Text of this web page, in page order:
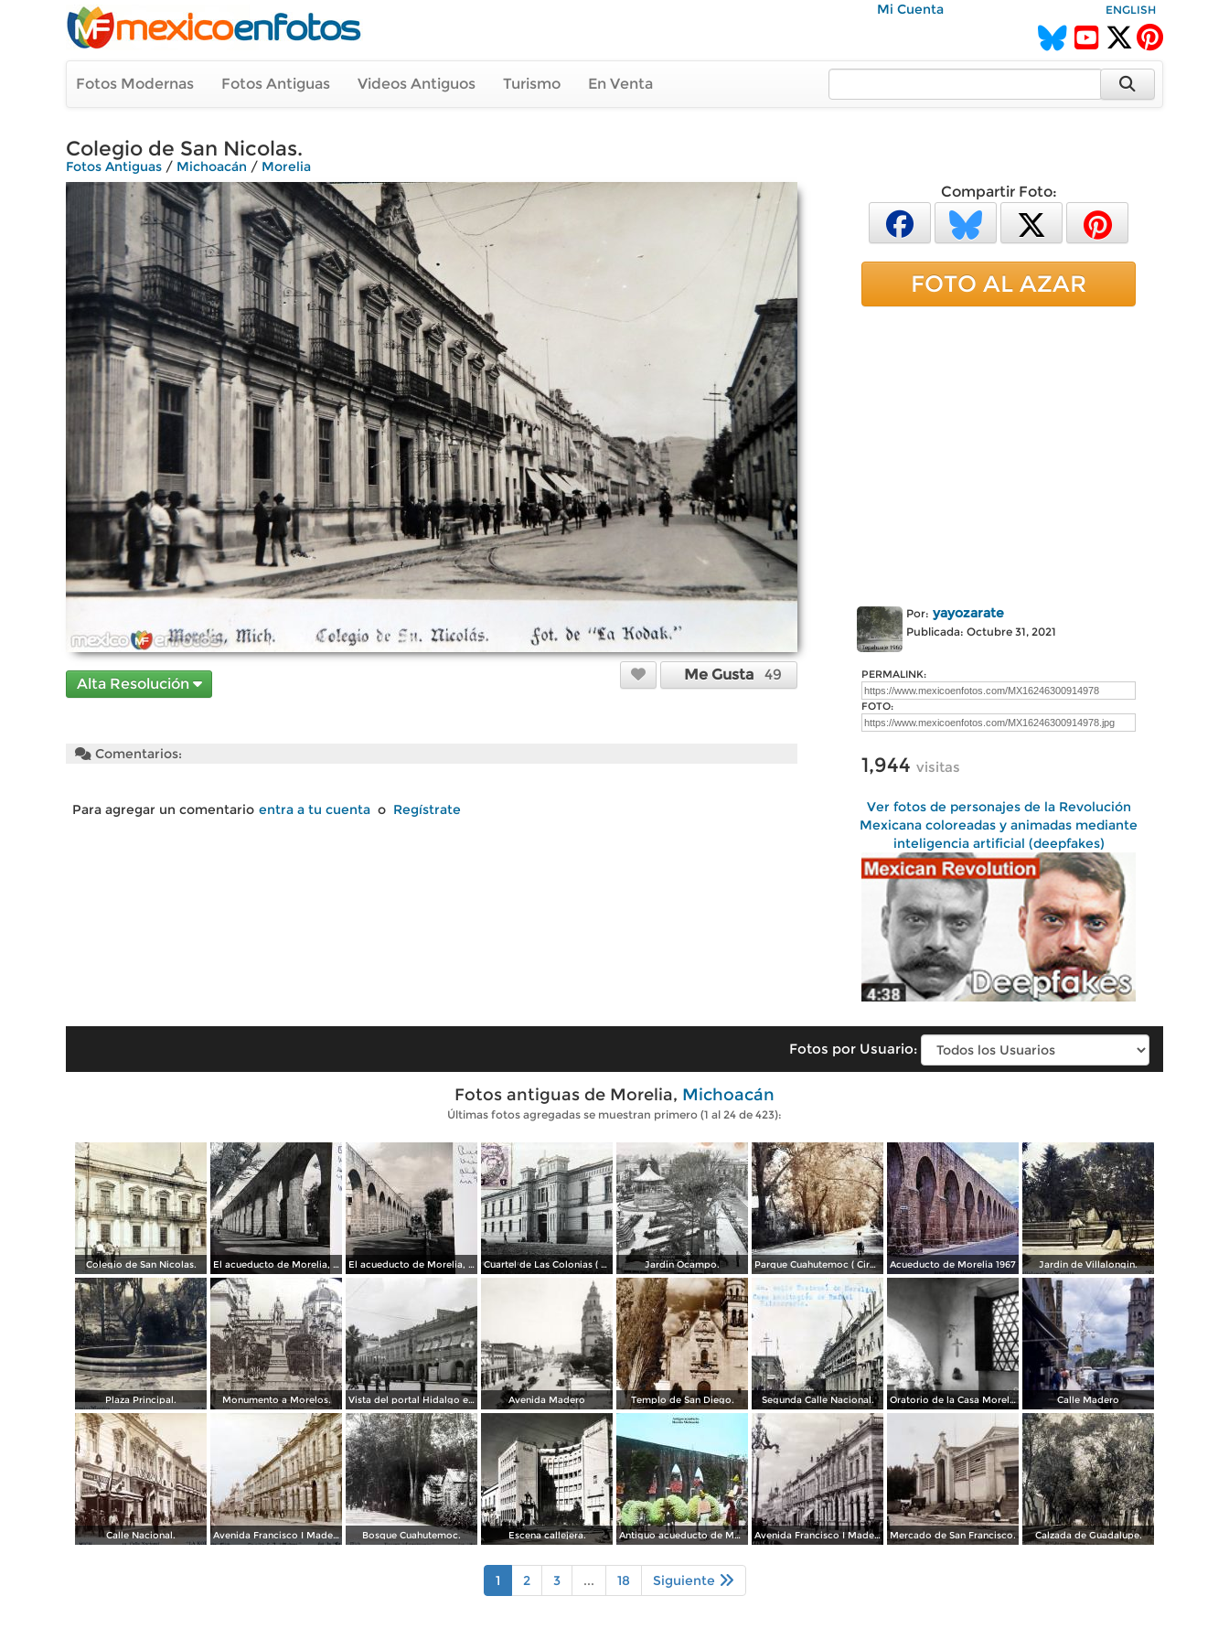
Mi Cuenta ENGLISH
Fotos Modernas Fotos Antiguas Videos Antiguos Turismo En Venta
Colegio de San Nicolas.
Fotos Antiguas / Michoacán / Morelia
Alta Resolución
Me Gusta 49
Comentarios:
Para agregar un comentario entra a tu cuenta o Regístrate
Compartir Foto:
FOTO AL AZAR
Por: yayozarate
Publicada: Octubre 31, 2021
PERMALINK:
FOTO:
1,944 visitas
Ver fotos de personajes de la Revolución
Mexicana coloreadas y animadas mediante
inteligencia artificial (deepfakes)
Fotos por Usuario:
Fotos antiguas de Morelia, Michoacán
Últimas fotos agregadas se muestran primero (1 al 24 de 423):
Colegio de San Nicolas. El acueducto de Morelia, Michoacán El acueducto de Morelia, Michoacán Cuartel de Las Colonias ( Circulada el 1 de Abril de 1921 ). Jardin Ocampo. Parque Cuahutemoc ( Circulada el 24 de Junio de 1938 ). Acueducto de Morelia 1967 Jardin de Villalongin.
Plaza Principal. Monumento a Morelos. Vista del portal Hidalgo en Morelia Michoacán ( Circulada el 6 de Abril de 1957 ). Avenida Madero Templo de San Diego. Segunda Calle Nacional. Oratorio de la Casa Morelos Calle Madero
Calle Nacional. Avenida Francisco I Madero. Bosque Cuahutemoc. Escena callejera. Antiguo acueducto de Morelia Michoacán. Avenida Francisco I Madero. Mercado de San Francisco. Calzada de Guadalupe.
1 2 3 ... 18 Siguiente